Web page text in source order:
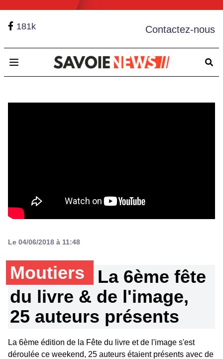
181k Contactez-nous
Open main menu
Le 04/06/2018 à 11:48
Moutiers
La 6ème fête
du livre & de l'image,
25 auteurs présents
La 6ème édition de la Fête du livre et de l'image s'est
déroulée ce weekend, 25 auteurs étaient présents avec de